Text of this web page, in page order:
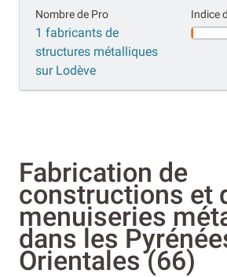
Nombre de Pro
1 fabricants de
structures métalliques
sur Lodève
Indice
Fabrication de
constructions et
menuiseries
dans les
Orientales (66)